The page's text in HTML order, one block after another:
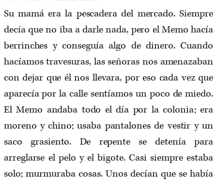
Su mamá era la pescadera del mercado. Siempre
decía que no iba a darle nada, pero el Memo hacía
berrinches y conseguía algo de dinero. Cuando
hacíamos travesuras, las señoras nos amenazaban
con dejar que él nos llevara, por eso cada vez que
aparecía por la calle sentíamos un poco de miedo.
El Memo andaba todo el día por la colonia; era
moreno y chino; usaba pantalones de vestir y un
saco grasiento. De repente se detenía para
arreglarse el pelo y el bigote. Casi siempre estaba
solo; murmuraba cosas. Unos decían que se había